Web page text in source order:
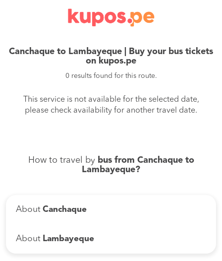
Canchaque to Lambayeque | Buy your bus tickets
on kupos.pe
0 results found for this route.
This service is not available for the selected date,
please check availability for another travel date.
How to travel by bus from Canchaque to
Lambayeque?
About Canchaque
About Lambayeque